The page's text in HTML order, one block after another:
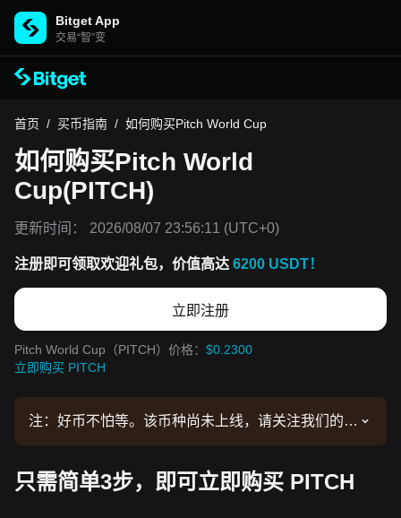
Bitget App
交易“智”变
首页 / 买币指南 / 如何购买Pitch World Cup
如何购买Pitch World
Cup(PITCH)
更新时间： 2026/08/07 23:56:11 (UTC+0)
注册即可领取欢迎礼包，价值高达 6200 USDT！
立即注册
Pitch World Cup（PITCH）价格： $0.2300
立即购买 PITCH
注：好币不怕等。该币种尚未上线，请关注我们的公
操作流程。
只需简单3步，即可立即购买 PITCH